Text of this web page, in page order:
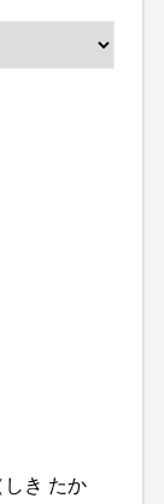
き たか